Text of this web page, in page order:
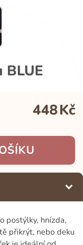
448Kč
postýlky, hnízda,
přikrýt, nebo deku